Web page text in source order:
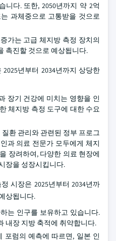
니다. 또한, 2050년까지 약 2억
과체중으로 고통받을 것으로
가는 고급 체지방 측정 장치의
촉진할 것으로 예상됩니다.
년부터 2034년까지 상당한
장기 건강에 미치는 영향을 인
체지방 측정 도구에 대한 수요
환 관리와 관련된 정부 프로그
과 의료 전문가 모두에게 체지
장려하여, 다양한 의료 현장에
장을 성장시킵니다.
시장은 2025년부터 2034년까
상됩니다.
는 인구를 보유하고 있습니다.
내장 지방 축적에 취약합니다.
포럼의 예측에 따르면, 일본 인